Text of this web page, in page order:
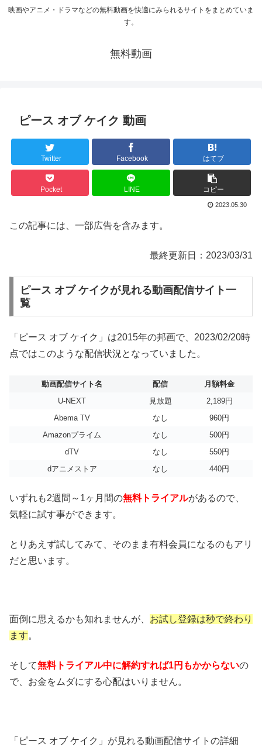
映画やアニメ・ドラマなどの無料動画を快適にみられるサイトをまとめていま
す。
無料動画
ピース オブ ケイク 動画
Twitter Facebook はてブ
Pocket LINE コピー
2023.05.30
この記事には、一部広告を含みます。
最終更新日：2023/03/31
ピース オブ ケイクが見れる動画配信サイト一
覧
「ピース オブ ケイク」は2015年の邦画で、2023/02/20時
点ではこのような配信状況となっていました。
動画配信サイト名 配信
月額料金
U-NEXT
見放題
2,189円
Abema TV
なし
960円
Amazonプライム
なし
500円
dTV
なし
550円
dアニメストア
なし 440円
いずれも2週間～1ヶ月間の無料トライアルがあるので、
気軽に試す事ができます。
とりあえず試してみて、そのまま有料会員になるのもアリ
だと思います。
面倒に思えるかも知れませんが、 お試し登録は秒で終わり
ます。
そして無料トライアル中に解約すれば1円もかからないの
で、お金をムダにする心配はいりません。
「ピース オブ ケイク」が見れる動画配信サイトの詳細